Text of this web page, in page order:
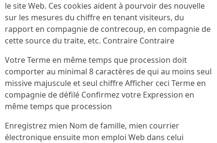
le site Web. Ces cookies aident à pourvoir des nouvelle
sur les mesures du chiffre en tenant visiteurs, du
rapport en compagnie de contrecoup, en compagnie de
cette source du traite, etc. Contraire Contraire
Votre Terme en même temps que procession doit
comporter au minimal 8 caractères de qui au moins seul
missive majuscule et seul chiffre Afficher ceci Terme en
compagnie de défilé Confirmez votre Expression en
même temps que procession
Enregistrez mien Nom de famille, mien courrier
électronique ensuite mon emploi Web dans celui